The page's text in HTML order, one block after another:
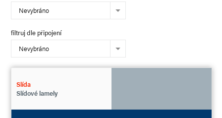
Nevybráno
filtruj dle připojení
Nevybráno
Slída
Slídové lamely